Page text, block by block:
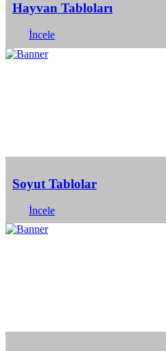
Hayvan Tabloları
İncele
Soyut Tablolar
İncele